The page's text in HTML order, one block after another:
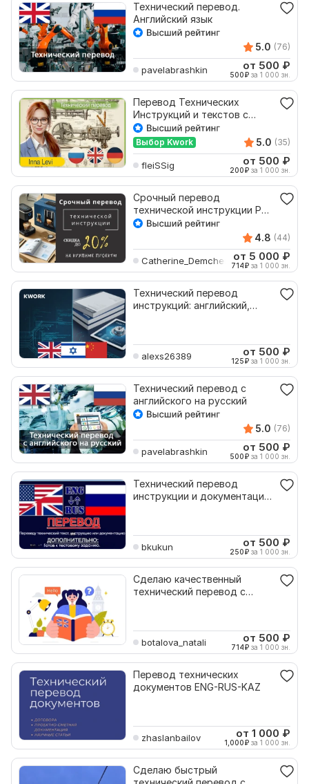
Технический перевод.
Английский язык
5.0 (76)
pavelabrashkin от 500 ₽
500₽ за 1 000 зн.
Перевод Технических
Инструкций и текстов с
Английского на Русский
Выбор Kwork 5.0 (35)
fleiSSig от 500 ₽
200₽ за 1 000 зн.
Срочный перевод
технической инструкции PDF
с английского языка
4.8 (44)
Catherine_Demchenkoот 5 000 ₽
714₽ за 1 000 зн.
Технический перевод
инструкций: английский,
alexs26389 от 500 ₽
125₽ за 1 000 зн.
Технический перевод с
английского на русский
5.0 (76)
pavelabrashkin от 500 ₽
500₽ за 1 000 зн.
Технический перевод
инструкции и документации
bkukun от 500 ₽
250₽ за 1 000 зн.
Сделаю качественный
технический перевод с
botalova_natali от 500 ₽
714₽ за 1 000 зн.
Перевод технических
документов ENG-RUS-KAZ
zhaslanbailov от 1 000 ₽
1,000₽ за 1 000 зн.
Сделаю быстрый